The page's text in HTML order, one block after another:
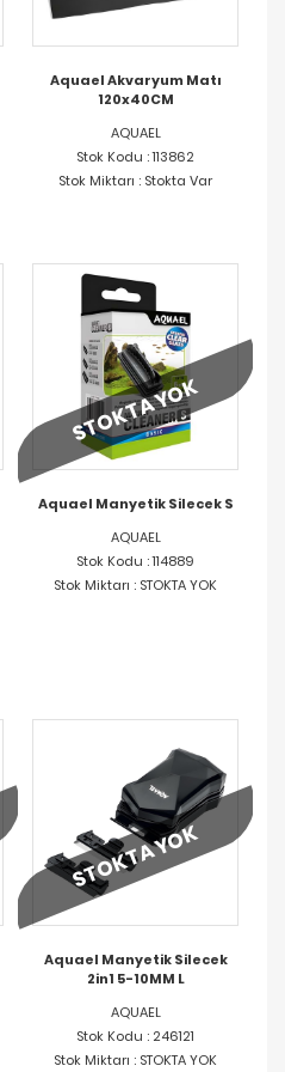
Aquael Akvaryum Matı
120x40CM
AQUAEL
Stok Kodu : 113862
Stok Miktarı : Stokta Var
STOKTA YOK
Aquael Manyetik Silecek S
AQUAEL
Stok Kodu : 114889
Stok Miktarı : STOKTA YOK
STOKTA YOK
Aquael Manyetik Silecek
2in1 5-10MM L
AQUAEL
Stok Kodu : 246121
Stok Miktarı : STOKTA YOK